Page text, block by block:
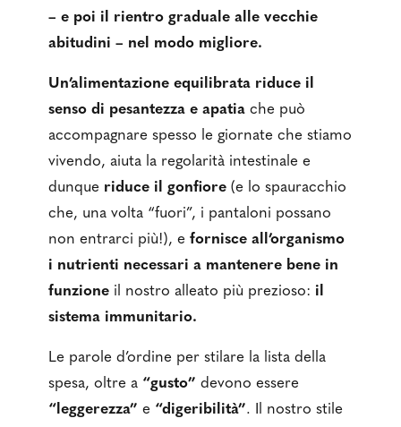
– e poi il rientro graduale alle vecchie
abitudini – nel modo migliore.
Un’alimentazione equilibrata riduce il
senso di pesantezza e apatia che può
accompagnare spesso le giornate che stiamo
vivendo, aiuta la regolarità intestinale e
dunque riduce il gonfiore (e lo spauracchio
che, una volta “fuori”, i pantaloni possano
non entrarci più!), efornisce all’organismo
i nutrienti necessari a mantenere bene in
funzione il nostro alleato più prezioso: il
sistema immunitario.
Le parole d’ordine per stilare la lista della
spesa, oltre a “gusto” devono essere
“leggerezza”e “digeribilità”. Il nostro stile